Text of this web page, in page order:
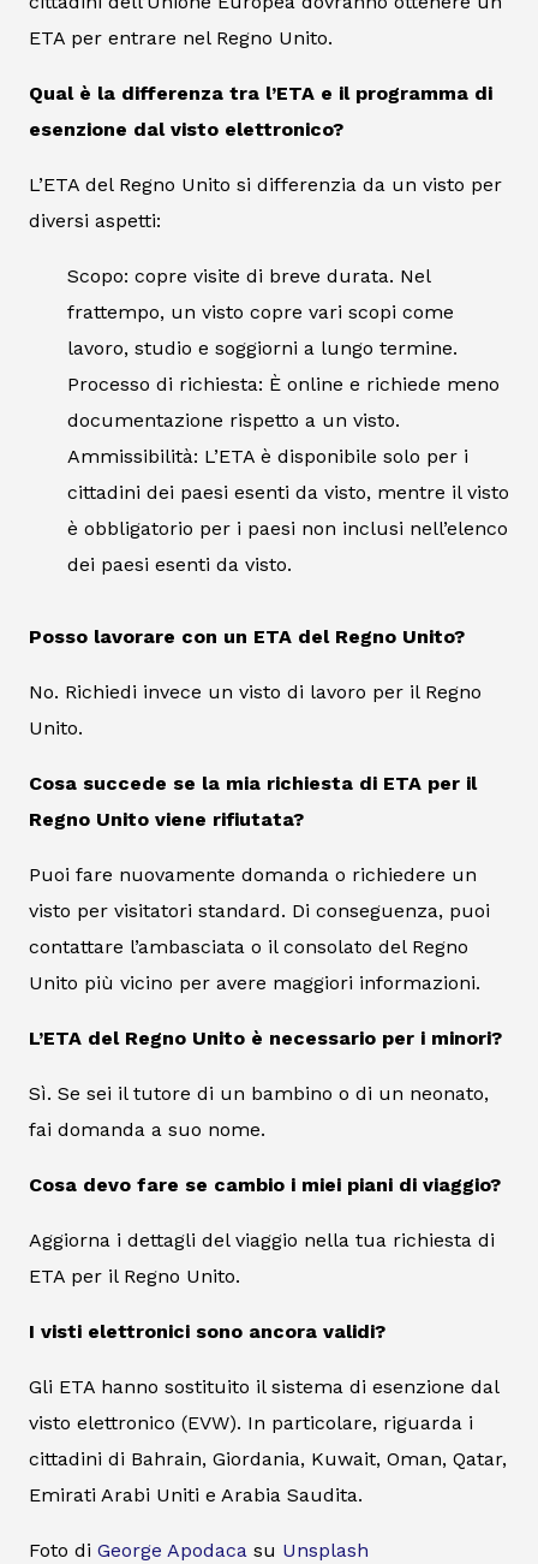
ETA per entrare nel Regno Unito.
Qual è la differenza tra l’ETA e il programma di
esenzione dal visto elettronico?
L’ETA del Regno Unito si differenzia da un visto per
diversi aspetti:
Scopo: copre visite di breve durata. Nel
frattempo, un visto copre vari scopi come
lavoro, studio e soggiorni a lungo termine.
Processo di richiesta: È online e richiede meno
documentazione rispetto a un visto.
Ammissibilità: L’ETA è disponibile solo per i
cittadini dei paesi esenti da visto, mentre il visto
è obbligatorio per i paesi non inclusi nell’elenco
dei paesi esenti da visto.
Posso lavorare con un ETA del Regno Unito?
No. Richiedi invece un visto di lavoro per il Regno
Unito.
Cosa succede se la mia richiesta di ETA per il
Regno Unito viene rifiutata?
Puoi fare nuovamente domanda o richiedere un
visto per visitatori standard. Di conseguenza, puoi
contattare l’ambasciata o il consolato del Regno
Unito più vicino per avere maggiori informazioni.
L’ETA del Regno Unito è necessario per i minori?
Sì. Se sei il tutore di un bambino o di un neonato,
fai domanda a suo nome.
Cosa devo fare se cambio i miei piani di viaggio?
Aggiorna i dettagli del viaggio nella tua richiesta di
ETA per il Regno Unito.
I visti elettronici sono ancora validi?
Gli ETA hanno sostituito il sistema di esenzione dal
visto elettronico (EVW). In particolare, riguarda i
cittadini di Bahrain, Giordania, Kuwait, Oman, Qatar,
Emirati Arabi Uniti e Arabia Saudita.
Foto di George Apodaca su Unsplash